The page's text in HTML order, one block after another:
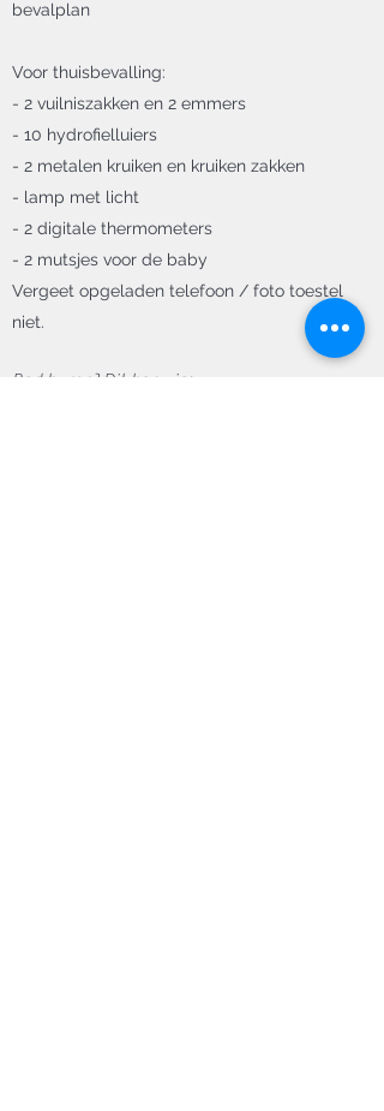
bevalplan
Voor thuisbevalling:
- 2 vuilniszakken en 2 emmers
- 10 hydrofielluiers
- 2 metalen kruiken en kruiken zakken
- lamp met licht
- 2 digitale thermometers
- 2 mutsjes voor de baby
Vergeet opgeladen telefoon / foto toestel
niet.
Bad huren? Dit kan via: